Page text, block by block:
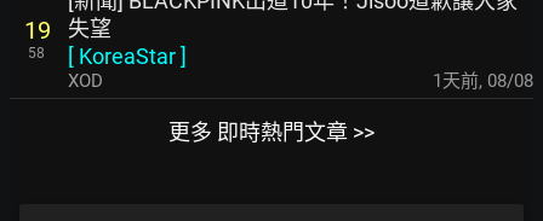
19
58
失望
[ KoreaStar]
XOD 1天前, 08/08
更多 即時熱門文章 >>